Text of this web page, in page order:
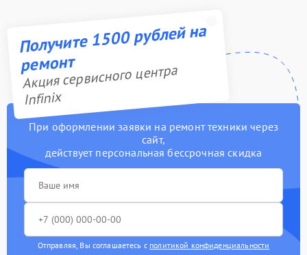
Получите 1500 рублей на
ремонт
Акция сервисного центра
Infinix
При оформлении заявки на ремонт техники через
сайт,
действует персональная бессрочная скидка
Отправляя, Вы соглашаетесь с политикой конфиденциальности